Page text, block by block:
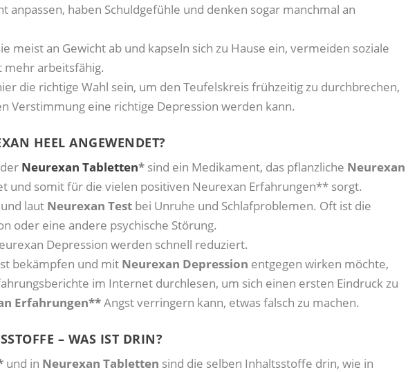
anpassen, haben Schuldgefühle und denken sogar manchmal an
meist an Gewicht ab und kapseln sich zu Hause ein, vermeiden soziale
mehr arbeitsfähig.
die richtige Wahl sein, um den Teufelskreis frühzeitig zu durchbrechen,
Verstimmung eine richtige Depression werden kann.
HEEL ANGEWENDET?
Neurexan Tabletten* sind ein Medikament, das pflanzliche Neurexan
und somit für die vielen positiven Neurexan Erfahrungen** sorgt.
laut Neurexan Test bei Unruhe und Schlafproblemen. Oft ist die
oder eine andere psychische Störung.
Depression werden schnell reduziert.
bekämpfen und mit Neurexan Depression entgegen wirken möchte,
im Internet durchlesen, um sich einen ersten Eindruck zu
Erfahrungen**Angst verringern kann, etwas falsch zu machen.
– WAS IST DRIN?
und in Neurexan Tabletten sind die selben Inhaltsstoffe drin, wie in